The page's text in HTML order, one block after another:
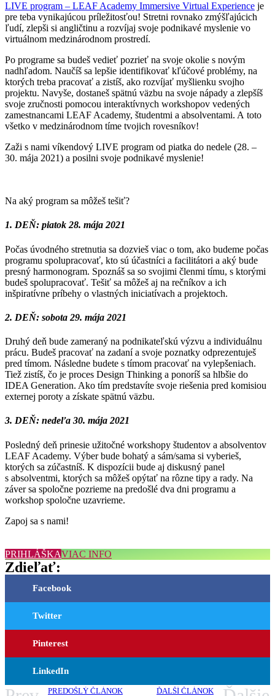
LIVE program – LEAF Academy Immersive Virtual Experience je
pre teba vynikajúcou príležitosťou! Stretni rovnako zmýšľajúcich
ľudí, zlepši si angličtinu a rozvíjaj svoje podnikavé myslenie vo
virtuálnom medzinárodnom prostredí.
Po programe sa budeš vedieť pozrieť na svoje okolie s novým
nadhľadom. Naučíš sa lepšie identifikovať kľúčové problémy, na
ktorých treba pracovať a zistíš, ako rozvíjať myšlienku svojho
projektu. Navyše, dostaneš spätnú väzbu na svoje nápady a zlepšíš
svoje zručnosti pomocou interaktívnych workshopov vedených
zamestnancami LEAF Academy, študentmi a absolventami. A toto
všetko v medzinárodnom tíme tvojich rovesníkov!
Zaži s nami víkendový LIVE program od piatka do nedele (28. –
30. mája 2021) a posilni svoje podnikavé myslenie!
Na aký program sa môžeš tešiť?
1. DEŇ: piatok 28. mája 2021
Počas úvodného stretnutia sa dozvieš viac o tom, ako budeme počas
programu spolupracovať, kto sú účastníci a facilitátori a aký bude
presný harmonogram. Spoznáš sa so svojimi členmi tímu, s ktorými
budeš spolupracovať. Tešiť sa môžeš aj na rečníkov a ich
inšpiratívne príbehy o vlastných iniciatívach a projektoch.
2. DEŇ: sobota 29. mája 2021
Druhý deň bude zameraný na podnikateľskú výzvu a individuálnu
prácu. Budeš pracovať na zadaní a svoje poznatky odprezentuješ
pred tímom. Následne budete s tímom pracovať na vylepšeniach.
Tiež zistíš, čo je proces Design Thinking a ponoríš sa hlbšie do
IDEA Generation. Ako tím predstavíte svoje riešenia pred komisiou
externej poroty a získate spätnú väzbu.
3. DEŇ: nedeľa 30. mája 2021
Posledný deň prinesie užitočné workshopy študentov a absolventov
LEAF Academy. Výber bude bohatý a sám/sama si vyberieš,
ktorých sa zúčastníš. K dispozícii bude aj diskusný panel
s absolventmi, ktorých sa môžeš opýtať na rôzne tipy a rady. Na
záver sa spoločne pozrieme na predošlé dva dni programu a
workshop spoločne uzavrieme.
Zapoj sa s nami!
PRIHLÁŠKAVIAC INFO
Zdieľať:
Facebook
Twitter
Pinterest
LinkedIn
PREDOŠLÝ ČLÁNOK ĎALŠÍ ČLÁNOK